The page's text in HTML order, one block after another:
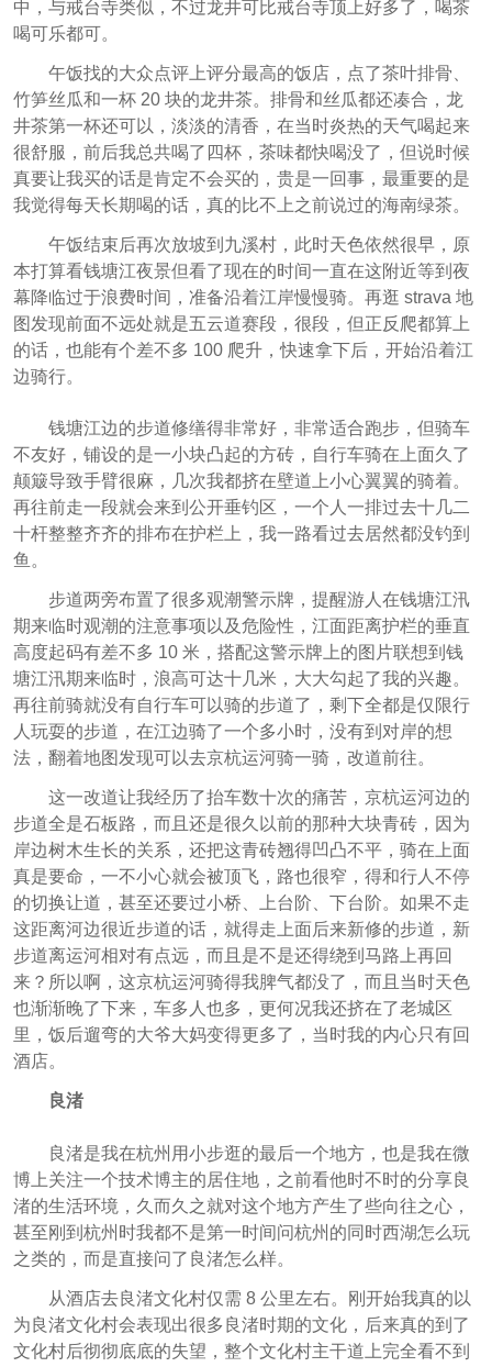
中，与戒台寺类似，不过龙井可比戒台寺顶上好多了，喝茶
喝可乐都可。
午饭找的大众点评上评分最高的饭店，点了茶叶排骨、
竹笋丝瓜和一杯 20 块的龙井茶。排骨和丝瓜都还凑合，龙
井茶第一杯还可以，淡淡的清香，在当时炎热的天气喝起来
很舒服，前后我总共喝了四杯，茶味都快喝没了，但说时候
真要让我买的话是肯定不会买的，贵是一回事，最重要的是
我觉得每天长期喝的话，真的比不上之前说过的海南绿茶。
午饭结束后再次放坡到九溪村，此时天色依然很早，原
本打算看钱塘江夜景但看了现在的时间一直在这附近等到夜
幕降临过于浪费时间，准备沿着江岸慢慢骑。再逛 strava 地
图发现前面不远处就是五云道赛段，很段，但正反爬都算上
的话，也能有个差不多 100 爬升，快速拿下后，开始沿着江
边骑行。
钱塘江边的步道修缮得非常好，非常适合跑步，但骑车
不友好，铺设的是一小块凸起的方砖，自行车骑在上面久了
颠簸导致手臂很麻，几次我都挤在壁道上小心翼翼的骑着。
再往前走一段就会来到公开垂钓区，一个人一排过去十几二
十杆整整齐齐的排布在护栏上，我一路看过去居然都没钓到
鱼。
步道两旁布置了很多观潮警示牌，提醒游人在钱塘江汛
期来临时观潮的注意事项以及危险性，江面距离护栏的垂直
高度起码有差不多 10 米，搭配这警示牌上的图片联想到钱
塘江汛期来临时，浪高可达十几米，大大勾起了我的兴趣。
再往前骑就没有自行车可以骑的步道了，剩下全都是仅限行
人玩耍的步道，在江边骑了一个多小时，没有到对岸的想
法，翻着地图发现可以去京杭运河骑一骑，改道前往。
这一改道让我经历了抬车数十次的痛苦，京杭运河边的
步道全是石板路，而且还是很久以前的那种大块青砖，因为
岸边树木生长的关系，还把这青砖翘得凹凸不平，骑在上面
真是要命，一不小心就会被顶飞，路也很窄，得和行人不停
的切换让道，甚至还要过小桥、上台阶、下台阶。如果不走
这距离河边很近步道的话，就得走上面后来新修的步道，新
步道离运河相对有点远，而且是不是还得绕到马路上再回
来？所以啊，这京杭运河骑得我脾气都没了，而且当时天色
也渐渐晚了下来，车多人也多，更何况我还挤在了老城区
里，饭后遛弯的大爷大妈变得更多了，当时我的内心只有回
酒店。
良渚
良渚是我在杭州用小步逛的最后一个地方，也是我在微
博上关注一个技术博主的居住地，之前看他时不时的分享良
渚的生活环境，久而久之就对这个地方产生了些向往之心，
甚至刚到杭州时我都不是第一时间问杭州的同时西湖怎么玩
之类的，而是直接问了良渚怎么样。
从酒店去良渚文化村仅需 8 公里左右。刚开始我真的以
为良渚文化村会表现出很多良渚时期的文化，后来真的到了
文化村后彻彻底底的失望，整个文化村主干道上完全看不到